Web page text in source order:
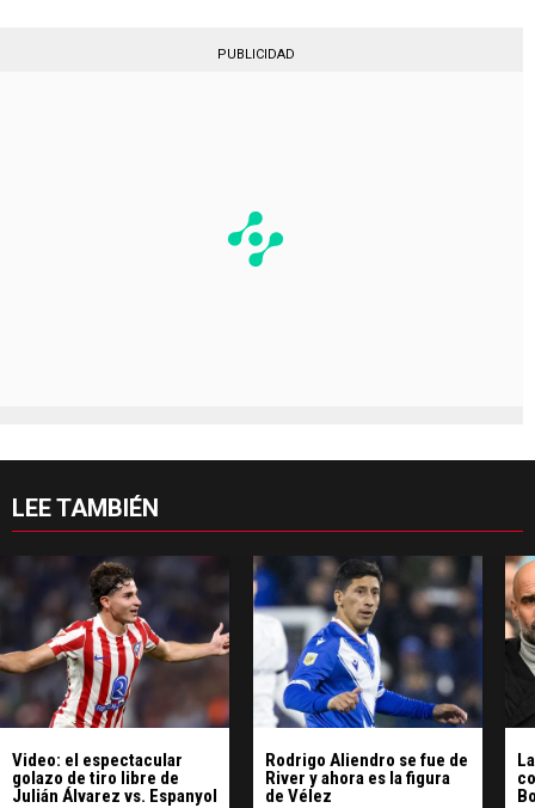
PUBLICIDAD
LEE TAMBIÉN
Video: el espectacular
golazo de tiro libre de
Julián Álvarez vs. Espanyol
Rodrigo Aliendro se fue de
River y ahora es la figura
de Vélez